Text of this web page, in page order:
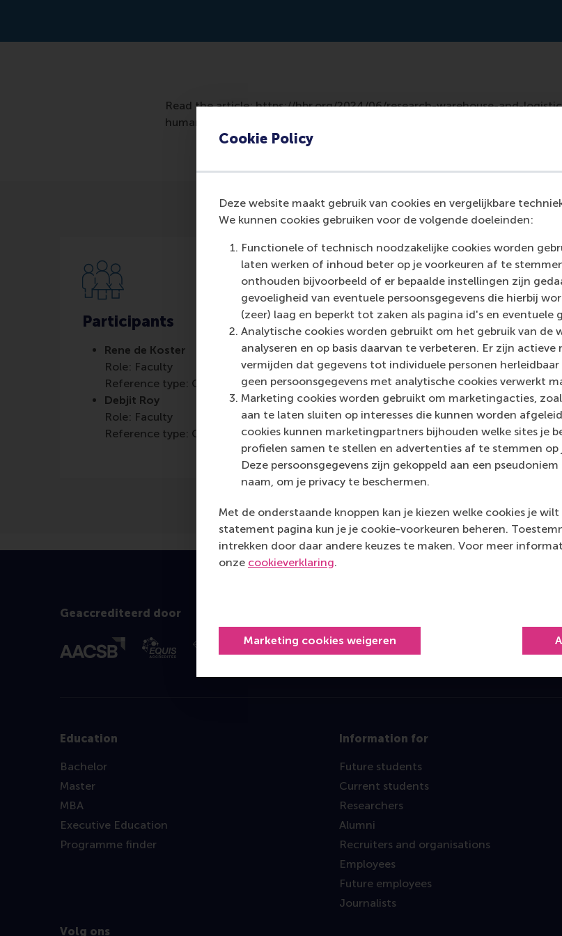
Cookie Policy
Deze website maakt gebruik van cookies en vergelijkbare
We kunnen cookies gebruiken voor de volgende doeleinden:
Functionele of technisch noodzakelijke cookies worden
laten werken of inhoud beter op je voorkeuren af te
onthouden bijvoorbeeld of er bepaalde instellingen zijn
gevoeligheid van eventuele persoonsgegevens die hierbij
(zeer) laag en beperkt tot zaken als pagina id's en
Analytische cookies worden gebruikt om het gebruik van de
analyseren en op basis daarvan te verbeteren. Er zijn
vermijden dat gegevens tot individuele personen
geen persoonsgegevens met analytische cookies verwerkt
Marketing cookies worden gebruikt om marketingacties,
aan te laten sluiten op interesses die kunnen worden
cookies kunnen marketingpartners bijhouden welke sites je
profielen samen te stellen en advertenties af te stemmen op
Deze persoonsgegevens zijn gekoppeld aan een
naam, om je privacy te beschermen.
Met de onderstaande knoppen kan je kiezen welke cookies je
statement pagina kun je je cookie-voorkeuren beheren.
intrekken door daar andere keuzes te maken. Voor meer
onze cookieverklaring.
Marketing cookies weigeren
Read the article: https://hbr.org/2024/06/research-warehouse-and-
human-partners?ab=HP-hero-latest-text-1
Participants
Rene de Koster
Role: Faculty
Reference type: Co-written by
Debjit Roy
Role: Faculty
Reference type: Co-written by
Media
Geaccrediteerd door
Education
Bachelor
Master
MBA
Executive Education
Programme finder
Information for
Future students
Current students
Researchers
Alumni
Recruiters and organisations
Employees
Future employees
Journalists
Volg ons